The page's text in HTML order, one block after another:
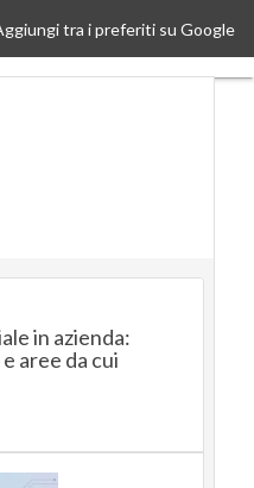
tra i preferiti su Google
in azienda:
aree da cui